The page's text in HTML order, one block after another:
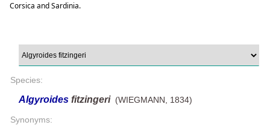
Corsica and Sardinia.
Species:
Algyroides fitzingeri(WIEGMANN, 1834)
Synonyms: